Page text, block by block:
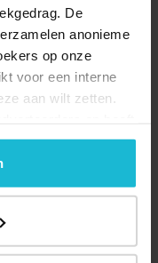
De
anonieme
op onze
voor een interne
aan wilt zetten.
deze cookies via
Contact